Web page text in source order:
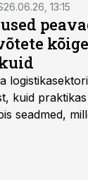
26.06.26, 13:15
kuid
seadmed,